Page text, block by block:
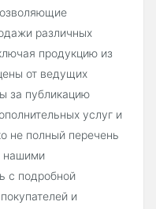
различных
продукцию из
от ведущих
за публикацию
услуг и
не полный перечень
нашими
с подробной
и